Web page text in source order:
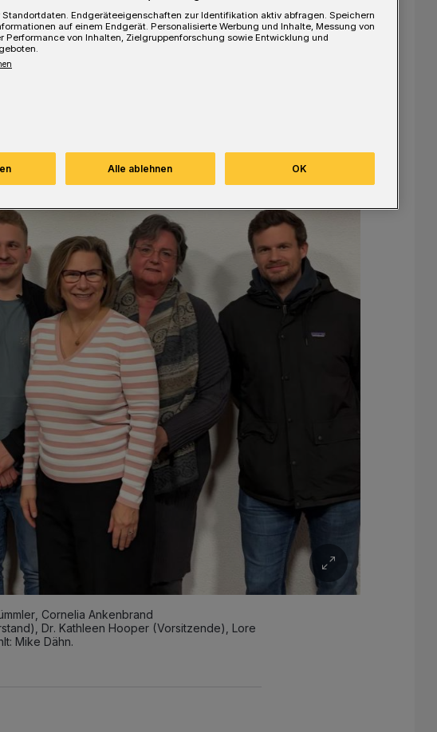
Cornelia Ankenbrand
Dr. Kathleen Hooper (Vorsitzende), Lore
Mike Dähn.
Endgeräteeigenschaften zur Identifikation aktiv abfragen. Speichern
auf einem Endgerät. Personalisierte Werbung und Inhalte, Messung von
Performance von Inhalten, Zielgruppenforschung sowie Entwicklung und
Alle ablehnen OK